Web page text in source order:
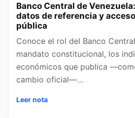
Banco Central de
datos de referencia y
pública
Conoce el rol del Banco
mandato constitucional, los
económicos que publica
cambio oficial—…
Leer nota